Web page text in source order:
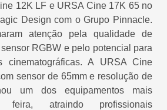
12K LF e URSA Cine 17K 65 no
Design com o Grupo Pinnacle.
atenção pela qualidade de
RGBW e pelo potencial para
cinematográficas. A URSA Cine
sensor de 65mm e resolução de
um dos equipamentos mais
feira, atraindo profissionais